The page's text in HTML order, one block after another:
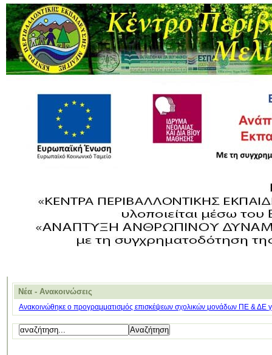
Νέα - Ανακοινώσεις
Ανακοινώθηκε ο προγραμματισμός επισκέψεων σχολικών μονάδων ΠΕ & ΔΕ